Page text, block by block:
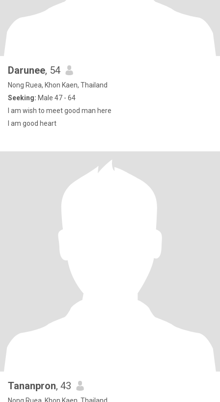
Darunee, 54
Nong Ruea, Khon Kaen, Thailand
Seeking: Male 47 - 64
I am wish to meet good man here
I am good heart
Tananpron, 43